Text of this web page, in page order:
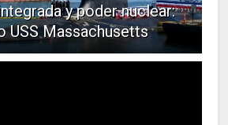
y poder nuclear:
USS Massachusetts